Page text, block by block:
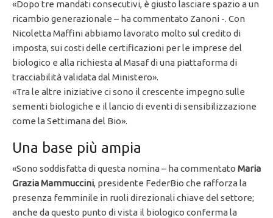
«Dopo tre mandati consecutivi, è giusto lasciare spazio a un
ricambio generazionale – ha commentato Zanoni -. Con
Nicoletta Maffini abbiamo lavorato molto sul credito di
imposta, sui costi delle certificazioni per le imprese del
biologico e alla richiesta al Masaf di una piattaforma di
tracciabilità validata dal Ministero».
«Tra le altre iniziative ci sono il crescente impegno sulle
sementi biologiche e il lancio di eventi di sensibilizzazione
come la Settimana del Bio».
Una base più ampia
«Sono soddisfatta di questa nomina – ha commentato Maria
Grazia Mammuccini, presidente FederBio che rafforza la
presenza femminile in ruoli direzionali chiave del settore;
anche da questo punto di vista il biologico conferma la